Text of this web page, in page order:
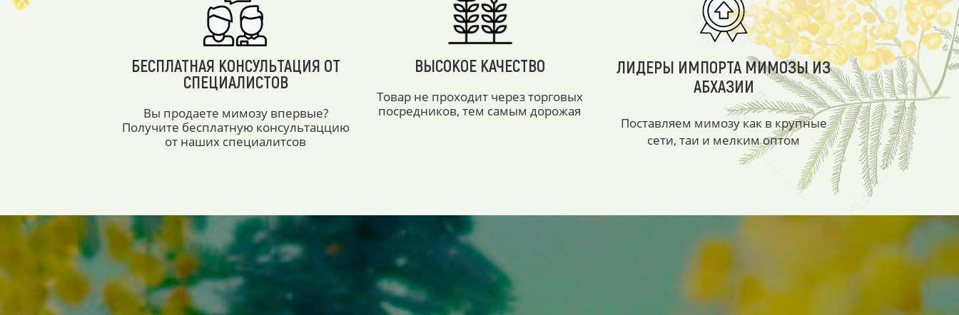
БЕСПЛАТНАЯ КОНСУЛЬТАЦИЯ ОТ
СПЕЦИАЛИСТОВ
Вы продаете мимозу впервые?
Получите бесплатную консультаццию
от наших специалитсов
ВЫСОКОЕ КАЧЕСТВО
Товар не проходит через торговых
посредников, тем самым дорожая
ЛИДЕРЫ ИМПОРТА МИМОЗЫ ИЗ
АБХАЗИИ
Поставляем мимозу как в крупные
сети, таи и мелким оптом